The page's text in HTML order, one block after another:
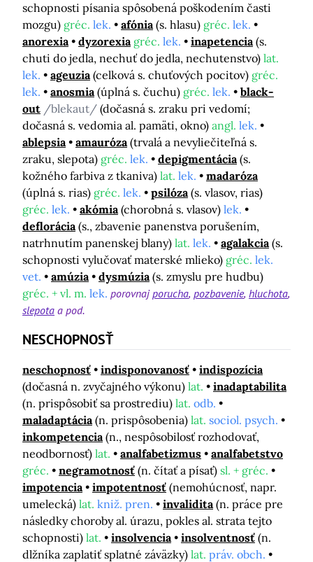
schopnosti písania spôsobená poškodením časti
mozgu) gréc. lek. afónia (s. hlasu) gréc. lek.
anorexia
dyzorexia gréc. lek. inapetencia (s.
chuti do jedla, nechuť do jedla, nechutenstvo) lat.
lek.
ageuzia (celková s. chuťových pocitov) gréc.
lek.
anosmia (úplná s. čuchu) gréc. lek.
black-
out /blekaut/ (dočasná s. zraku pri vedomí;
dočasná s. vedomia al. pamäti, okno) angl. lek.
ablepsia
amauróza (trvalá a nevyliečiteľná s.
zraku, slepota) gréc. lek. depigmentácia (s.
kožného farbiva z tkaniva) lat. lek.
madaróza
(úplná s. rias) gréc. lek. psilóza (s. vlasov, rias)
gréc. lek. akómia (chorobná s. vlasov) lek.
deflorácia (s., zbavenie panenstva porušením,
natrhnutím panenskej blany) lat. lek. agalakcia (s.
schopnosti vylučovať materské mlieko) gréc. lek.
vet.
amúzia dysmúzia (s. zmyslu pre hudbu)
gréc. + vl. m. lek. porovnajporucha pozbavenie hluchota
slepota a pod.
NESCHOPNOSŤ
neschopnosť indisponovanosť
indispozícia
(dočasná n. zvyčajného výkonu) lat.
inadaptabilita
(n. prispôsobiť sa prostrediu) lat. odb.
maladaptácia (n. prispôsobenia) lat. sociol. psych.
inkompetencia (n., nespôsobilosť rozhodovať,
neodbornosť) lat. analfabetizmus
analfabetstvo
gréc.
negramotnosť (n. čítať a písať) sl. + gréc.
impotencia
impotentnosť (nemohúcnosť, napr.
umelecká) lat. kniž. pren. invalidita (n. práce pre
následky choroby al. úrazu, pokles al. strata tejto
schopnosti) lat. insolvencia insolventnosť (n.
dlžníka zaplatiť splatné záväzky) lat. práv. obch.